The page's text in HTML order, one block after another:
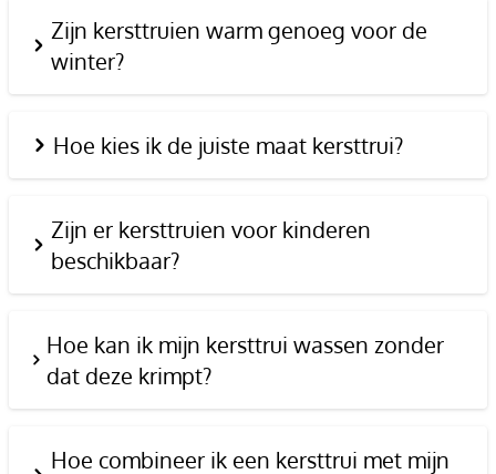
Zijn kersttruien warm genoeg voor de
winter?
Hoe kies ik de juiste maat kersttrui?
Zijn er kersttruien voor kinderen
beschikbaar?
Hoe kan ik mijn kersttrui wassen zonder
dat deze krimpt?
Hoe combineer ik een kersttrui met mijn